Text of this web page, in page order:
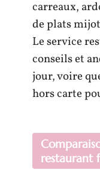
carreaux,
de plats
Le service
conseils et
jour, voire
hors carte
restaurant